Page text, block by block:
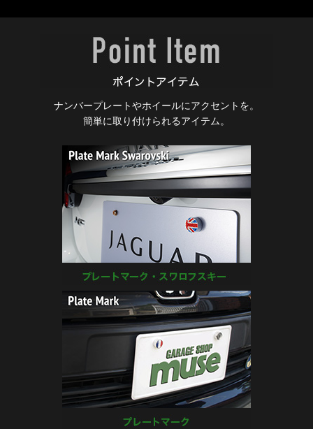
ナンバープレートやホイールにアクセントを。
簡単に取り付けられるアイテム。